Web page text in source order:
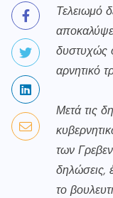
Τελειωμό
δυστυχώς
αρνητικό
Μετά τις
των
δηλώσεις,
το